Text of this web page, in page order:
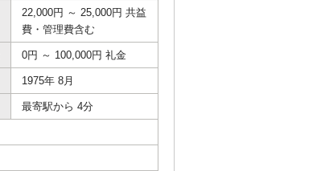
22,000円 ～ 25,000円 共益
費・管理費含む
0円 ～ 100,000円 礼金
1975年 8月
最寄駅から 4分